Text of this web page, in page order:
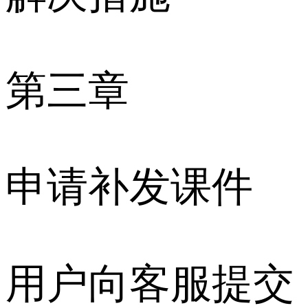
第三章
申请补发课件
用户向客服提交